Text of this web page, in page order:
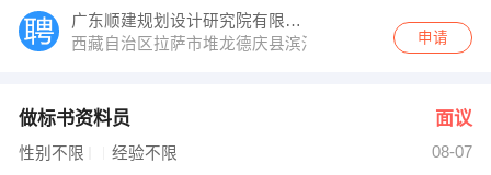
【西藏胜必得全屋定制有限公司 】 强势入驻
广东顺建规划设计研究院有限公司西藏
西藏自治区拉萨市堆龙德庆县滨河路
申请
做标书资料员 面议
性别不限 经验不限
08-07